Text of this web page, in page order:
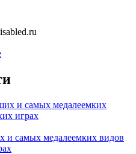
и самых медалеемких видов